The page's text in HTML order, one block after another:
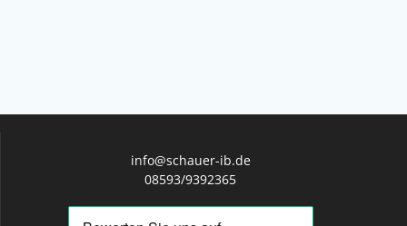
info@schauer-ib.de
08593/9392365